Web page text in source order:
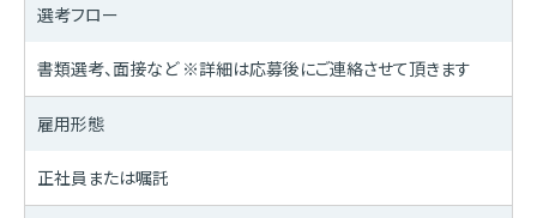
選考フロー
書類選考、面接など ※詳細は応募後にご連絡させて頂きます
雇用形態
正社員または嘱託